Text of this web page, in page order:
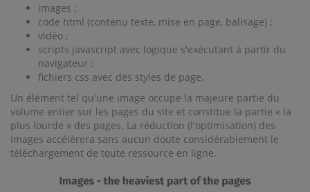
images ;
code html (contenu texte, mise en page, balisage) ;
vidéo ;
scripts javascript avec logique s'exécutant à partir du
navigateur ;
fichiers css avec des styles de page.
Un élément tel qu'une image occupe la majeure partie du
volume entier sur les pages du site et constitue la partie « la
plus lourde » des pages. La réduction (l'optimisation) des
images accélérera sans aucun doute considérablement le
téléchargement de toute ressource en ligne.